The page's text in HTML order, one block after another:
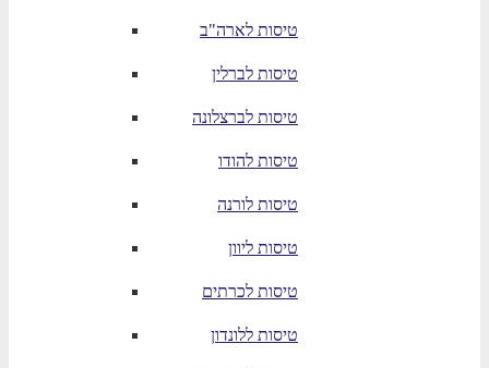
טיסות לארה"ב
טיסות לברלין
טיסות לברצלונה
טיסות להודו
טיסות לורנה
טיסות ליוון
טיסות לכרתים
טיסות ללונדון